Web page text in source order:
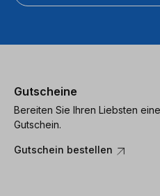
Gutscheine
Bereiten Sie Ihren Liebsten
Gutschein.
Gutschein bestellen